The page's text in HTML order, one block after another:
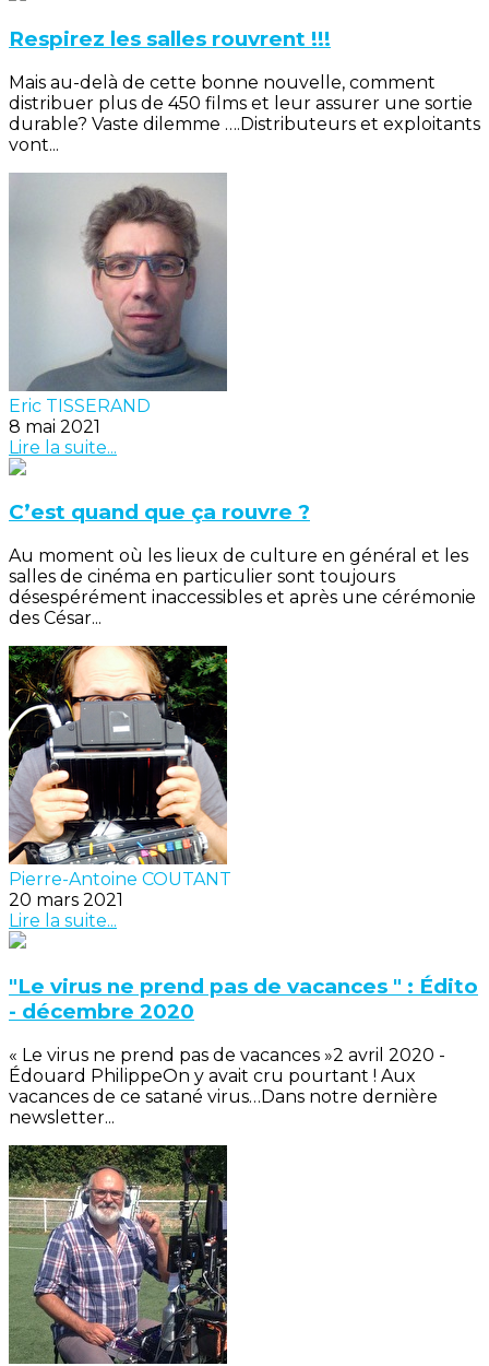
Respirez les salles rouvrent !!!
Mais au-delà de cette bonne nouvelle, comment
distribuer plus de 450 films et leur assurer une sortie
durable? Vaste dilemme ….Distributeurs et exploitants
vont...
Eric TISSERAND
8 mai 2021
Lire la suite...
C’est quand que ça rouvre ?
Au moment où les lieux de culture en général et les
salles de cinéma en particulier sont toujours
désespérément inaccessibles et après une cérémonie
des César...
Pierre-Antoine COUTANT
20 mars 2021
Lire la suite...
"Le virus ne prend pas de vacances " : Édito
- décembre 2020
« Le virus ne prend pas de vacances »2 avril 2020 -
Édouard PhilippeOn y avait cru pourtant ! Aux
vacances de ce satané virus…Dans notre dernière
newsletter...